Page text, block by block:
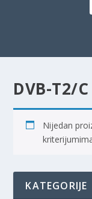
DVB-T2/C
Nijedan
KATEGORIJE